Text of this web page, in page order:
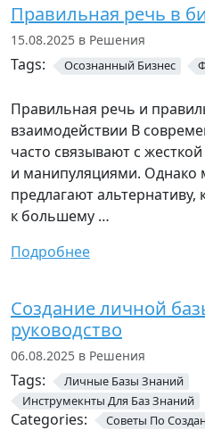
Правильная речь в
15.08.2025 в Решения
Tags: Осознанный Бизнес
Правильная речь и
взаимодействии В
часто связывают с
и манипуляциями. Однако
предлагают альтернативу,
к большему …
Подробнее
Создание личной
руководство
06.08.2025 в Решения
Tags:
Личные Базы Знаний
Инструмекнты Для Баз Знаний
Categories: Советы По